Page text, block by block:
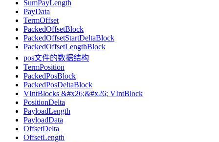
SumPayLength
PayData
TermOffset
PackedOffsetBlock
PackedOffsetStartDeltaBlock
PackedOffsetLengthBlock
pos文件的数据结构
TermPosition
PackedPosBlock
PackedPosDeltaBlock
VIntBlocks &#x26;&#x26; VIntBlock
PositionDelta
PayloadLength
PayloadData
OffsetDelta
OffsetLength